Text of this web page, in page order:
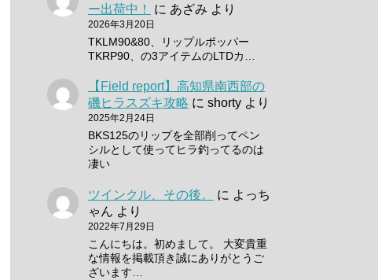
ー出荷中！
に あざみ より
2026年3月20日
TKLM90&80、リップルポッパー
TKRP90、の3アイテムのLTDカ…
【Field report】高知県南西部の
磯ヒラスズキ攻略 に shorty より
2025年2月24日
BKS125のリップを全部削ってペン
シルとして使ってヒラ釣ってるのは
凄い
ツインクル、その後。 に よっち
ゃん より
2022年7月29日
こんにちは。初めまして。 大変貴重
な情報を掲載頂き誠にありがとうご
ざいます…